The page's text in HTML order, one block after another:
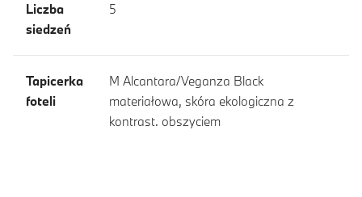
Liczba
siedzeń
5
Tapicerka
foteli
M Alcantara/Veganza Black
materiałowa, skóra ekologiczna z
kontrast. obszyciem